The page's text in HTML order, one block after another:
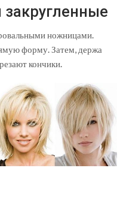
ножницами.
форму. Затем, держа
кончики.